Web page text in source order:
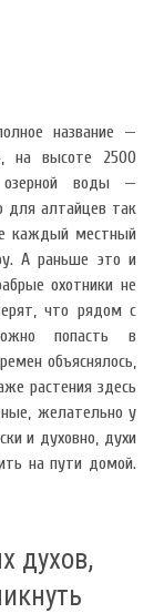
название —
на высоте 2500
воды —
для алтайцев так
каждый местный
А раньше это и
охотники не
что рядом с
попасть в
объяснялось,
растения здесь
желательно у
и духовно, духи
на пути домой.
духов,